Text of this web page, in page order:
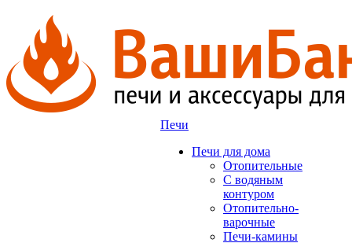
Печи
Печи для дома
Отопительные
C водяным
контуром
Отопительно-
варочные
Печи-камины